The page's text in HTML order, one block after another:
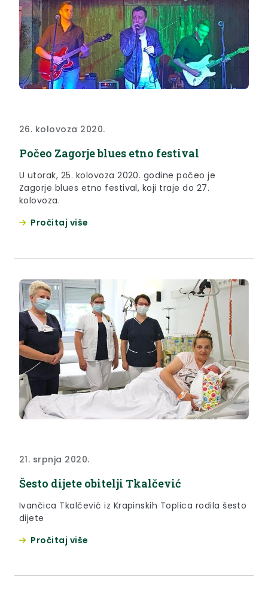
26. kolovoza 2020.
Počeo Zagorje blues etno festival
U utorak, 25. kolovoza 2020. godine počeo je
Zagorje blues etno festival, koji traje do 27.
kolovoza.
Pročitaj više
21. srpnja 2020.
Šesto dijete obitelji Tkalčević
Ivančica Tkalčević iz Krapinskih Toplica rodila šesto
dijete
Pročitaj više